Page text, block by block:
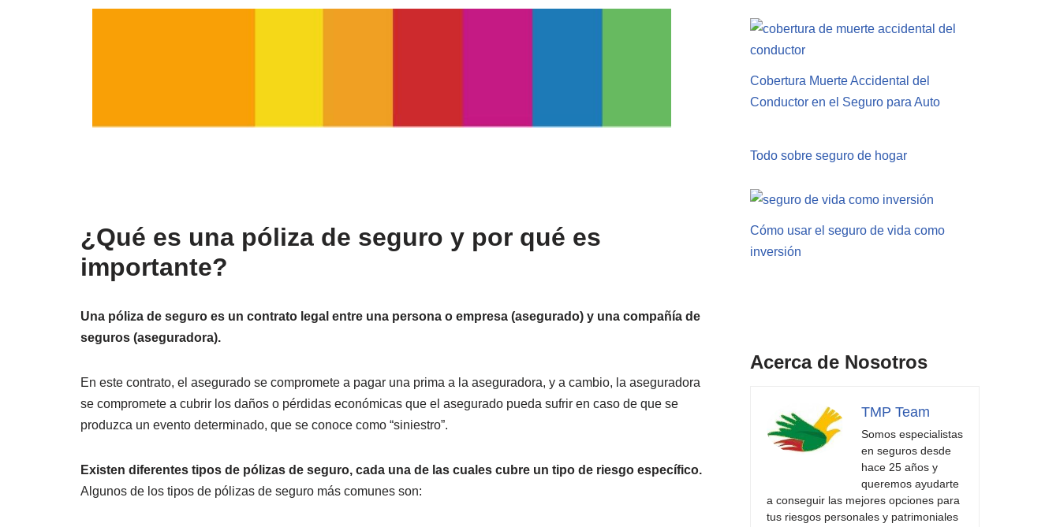
¿Qué es una póliza de seguro y por qué es
importante?
Una póliza de seguro es un contrato legal entre una persona o empresa (asegurado) y una compañía de
seguros (aseguradora).
En este contrato, el asegurado se compromete a pagar una prima a la aseguradora, y a cambio, la aseguradora
se compromete a cubrir los daños o pérdidas económicas que el asegurado pueda sufrir en caso de que se
produzca un evento determinado, que se conoce como “siniestro”.
Existen diferentes tipos de pólizas de seguro, cada una de las cuales cubre un tipo de riesgo específico.
Algunos de los tipos de pólizas de seguro más comunes son:
Cobertura Muerte Accidental del
Conductor en el Seguro para Auto
Todo sobre seguro de hogar
Cómo usar el seguro de vida como
inversión
Acerca de Nosotros
TMP Team
Somos especialistas
en seguros desde
hace 25 años y
queremos ayudarte
a conseguir las mejores opciones para
tus riesgos personales y patrimoniales